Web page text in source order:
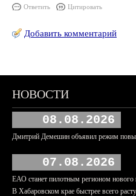
Ответить Цитировать
Добавить комментарий
НОВОСТИ
08.08.2026
Дмитрий Демешин объявил режим
07.08.2026
ЕАО станет пилотным регионом нового
В Хабаровском крае быстрее всего